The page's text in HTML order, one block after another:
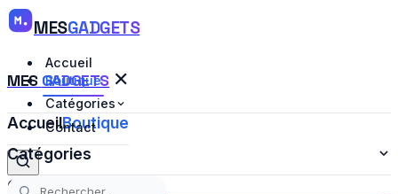
MESGADGETS
Accueil
Boutique
Catégories
Contact
MES GADGETS ✕
AccueilBoutique
Catégories
Contact